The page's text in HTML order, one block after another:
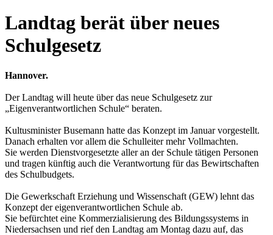
Landtag berät über neues
Schulgesetz
Hannover.
Der Landtag will heute über das neue Schulgesetz zur
„Eigenverantwortlichen Schule“ beraten.
Kultusminister Busemann hatte das Konzept im Januar vorgestellt.
Danach erhalten vor allem die Schulleiter mehr Vollmachten.
Sie werden Dienstvorgesetzte aller an der Schule tätigen Personen
und tragen künftig auch die Verantwortung für das Bewirtschaften
des Schulbudgets.
Die Gewerkschaft Erziehung und Wissenschaft (GEW) lehnt das
Konzept der eigenverantwortlichen Schule ab.
Sie befürchtet eine Kommerzialisierung des Bildungssystems in
Niedersachsen und rief den Landtag am Montag dazu auf, das